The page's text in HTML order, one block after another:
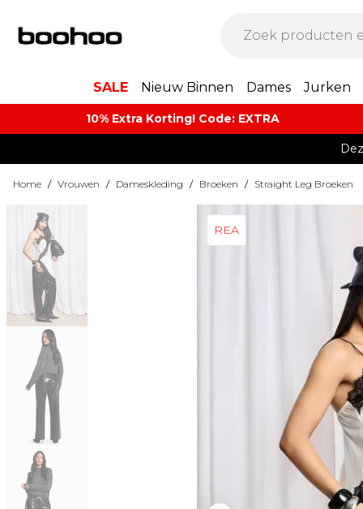
SALE Nieuw Binnen Dames Jurken
10% Extra Korting! Code: EXTRA​
Home / Vrouwen / Dameskleding / Broeken / Straight Leg Broeken
REA